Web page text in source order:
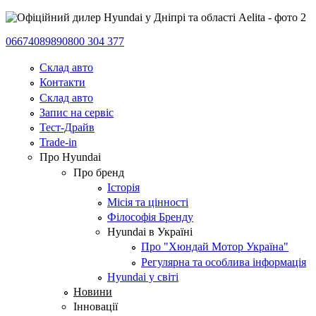
06674089890800 304 377
Склад авто
Контакти
Склад авто
Запис на сервіс
Тест-Драйв
Trade-in
Про Hyundai
Про бренд
Історія
Місія та цінності
Філософія Бренду
Hyundai в Україні
Про "Хюндай Мотор Україна"
Регулярна та особлива інформація
Hyundai у світі
Новини
Інновації